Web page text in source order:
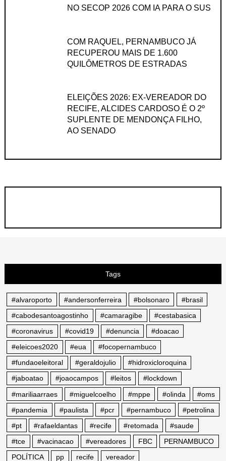
NO SECOP 2026 COM IA PARA O SUS
COM RAQUEL, PERNAMBUCO JÁ
RECUPEROU MAIS DE 1.600
QUILÔMETROS DE ESTRADAS
ELEIÇÕES 2026: EX-VEREADOR DO
RECIFE, ALCIDES CARDOSO É O 2º
SUPLENTE DE MENDONÇA FILHO,
AO SENADO
Tags
#alvaroporto #andersonferreira #bolsonaro
#brasil
#cabodesantoagostinho
#camaragibe
#cestabasica
#coronavirus
#covid19 #denuncia
#doacao
#eleicoes2020
#eua
#focopernambuco
#fundaoeleitoral
#geraldojulio
#hidroxicloroquina
#jaboatao
#joaocampos #leitos
#lockdown
#mariliaarraes
#miguelcoelho #mppe #olinda
#oms
#pandemia
#paulista #pcr #pernambuco
#petrolina
#pt
#rafaeldantas #recife #retomada
#saude
#tce
#vacinacao #vereadores FBC
PERNAMBUCO
POLÍTICA
pp recife vereador